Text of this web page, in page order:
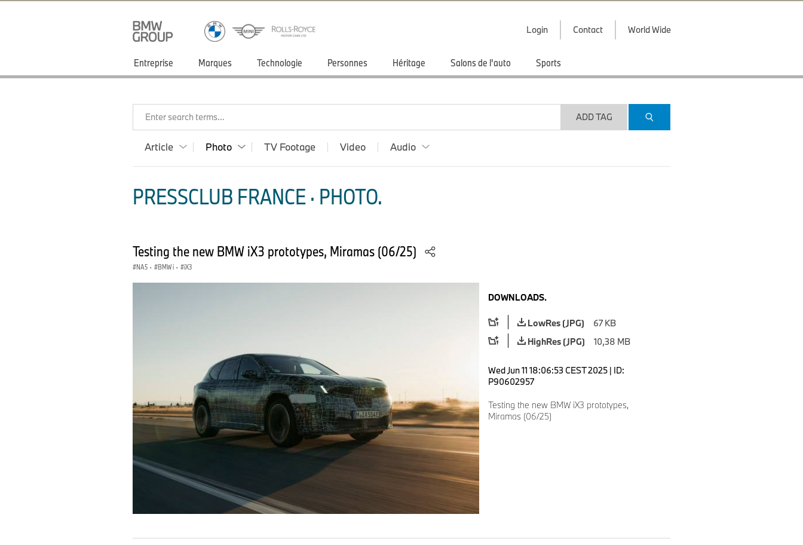
Login Contact World Wide
Entreprise Marques Technologie Personnes Héritage Salons de l'auto Sports
Enter search terms... ADD TAG
Article Photo TV Footage Video Audio
PRESSCLUB FRANCE · PHOTO.
Testing the new BMW iX3 prototypes, Miramas (06/25)
NA5 · BMW i · iX3
DOWNLOADS.
LowRes (JPG)
67 KB
HighRes (JPG)
10,38 MB
Wed Jun 11 18:06:53 CEST 2025 | ID:
P90602957
Testing the new BMW iX3 prototypes,
Miramas (06/25)